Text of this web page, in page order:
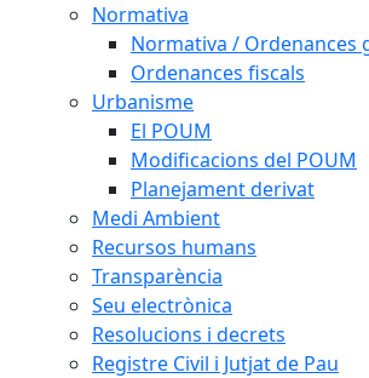
Normativa
Normativa / Ordenances
Ordenances fiscals
Urbanisme
El POUM
Modificacions del POUM
Planejament derivat
Medi Ambient
Recursos humans
Transparència
Seu electrònica
Resolucions i decrets
Registre Civil i Jutjat de Pau